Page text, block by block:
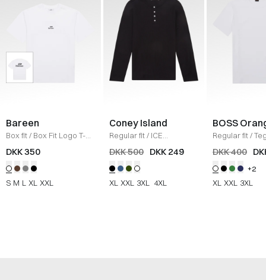
Bareen
Box fit/ Box Fit Logo T-
shirt /WHITE
DKK 350
S M L XL XXL
Coney Island
Regular fit/ ICE
Sweatshirt
/BLACK
DKK 500 DKK 249
XL XXL 3XL 4XL
BOSS
Regular fit/
Shirt
HVID
DKK 400
+2
XL XXL 3XL